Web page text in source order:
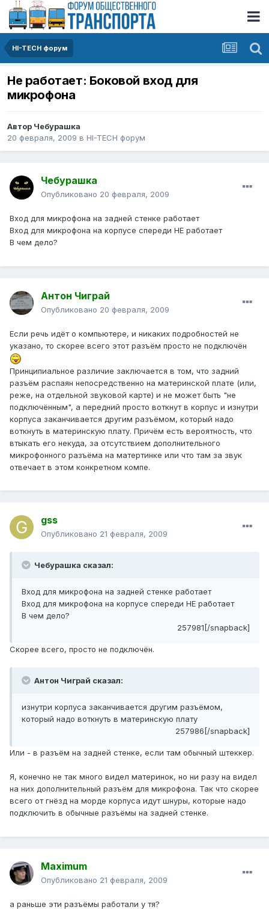
HI-TECH форум
Не работает: Боковой вход для
микрофона
Автор Чебурашка
20 февраля, 2009 в HI-TECH форум
Чебурашка
Опубликовано 20 февраля, 2009
Вход для микрофона на задней стенке работает
Вход для микрофона на корпусе спереди НЕ работает
В чем дело?
Антон Чиграй
Опубликовано 20 февраля, 2009
Если речь идёт о компьютере, и никаких подробностей не
указано, то скорее всего этот разъём просто не подключён
Принципиальное различие заключается в том, что задний
разъём распаян непосредственно на материнской плате (или,
реже, на отдельной звуковой карте) и не может быть "не
подключённым", а передний просто воткнут в корпус и изнутри
корпуса заканчивается другим разъёмом, который надо
воткнуть в материнскую плату. Причём есть вероятность, что
втыкать его некуда, за отсутствием дополнительного
микрофонного разъёма на матертинке или что там за звук
отвечает в этом конкретном компе.
gss
Опубликовано 21 февраля, 2009
Чебурашка сказал:
Вход для микрофона на задней стенке работает
Вход для микрофона на корпусе спереди НЕ работает
В чем дело?
257981[/snapback]
Скорее всего, просто не подключён.
Антон Чиграй сказал:
изнутри корпуса заканчивается другим разъёмом,
который надо воткнуть в материнскую плату
257986[/snapback]
Или - в разъём на задней стенке, если там обычный штеккер.
Я, конечно не так много видел материнок, но ни разу на видел
на них дополнительный разъём для микрофона. Так что скорее
всего от гнёзд на морде корпуса идут шнуры, которые надо
подключить в обычные разъёмы на задней стенке.
Maximum
Опубликовано 21 февраля, 2009
а раньше эти разъёмы работали у тя?